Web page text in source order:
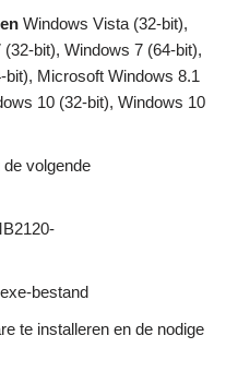
Windows Vista (32-bit),
bit), Windows 7 (64-bit),
Microsoft Windows 8.1
10 (32-bit), Windows 10
volgende
bestand
te installeren en de nodige